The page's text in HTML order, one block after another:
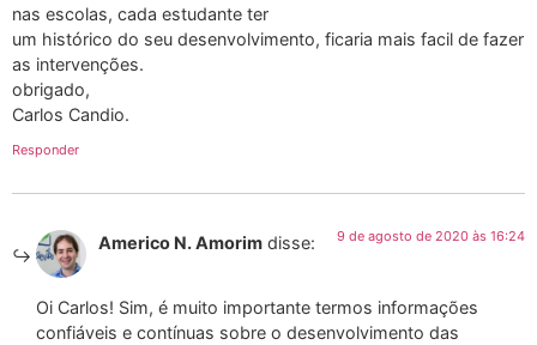
nas escolas, cada estudante ter
um histórico do seu desenvolvimento, ficaria mais facil de fazer
as intervenções.
obrigado,
Carlos Candio.
Responder
Americo N. Amorim disse: 9 de agosto de 2020 às 16:24
Oi Carlos! Sim, é muito importante termos informações
confiáveis e contínuas sobre o desenvolvimento das